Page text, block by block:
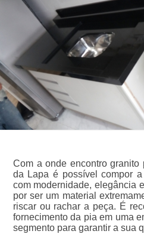
Com a onde encontro
da Lapa é possível compor
com modernidade, elegância
por ser um material
riscar ou rachar a peça. É
fornecimento da pia em uma
segmento para garantir a sua